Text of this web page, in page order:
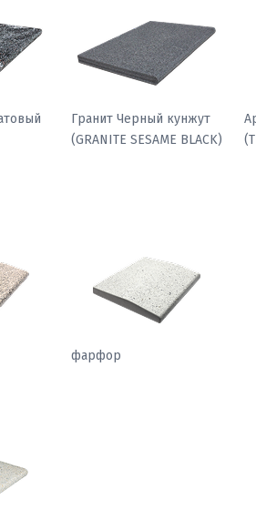
Амфиболит гранатовый
фарфор